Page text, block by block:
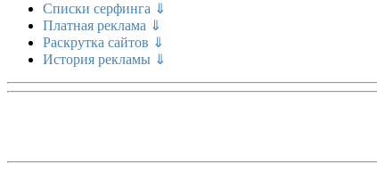
Списки серфинга ⇓
Платная реклама ⇓
Раскрутка сайтов ⇓
История рекламы ⇓